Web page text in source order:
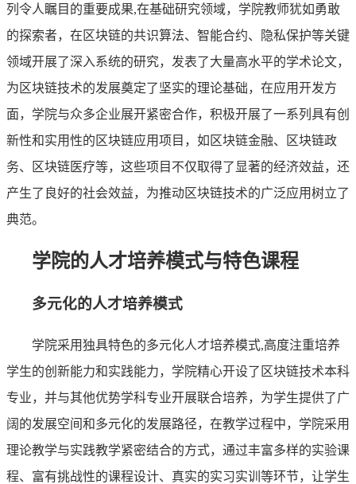
列令人瞩目的重要成果,在基础研究领域，学院教师犹如勇敢
的探索者，在区块链的共识算法、智能合约、隐私保护等关键
领域开展了深入系统的研究，发表了大量高水平的学术论文，
为区块链技术的发展奠定了坚实的理论基础，在应用开发方
面，学院与众多企业展开紧密合作，积极开展了一系列具有创
新性和实用性的区块链应用项目，如区块链金融、区块链政
务、区块链医疗等，这些项目不仅取得了显著的经济效益，还
产生了良好的社会效益，为推动区块链技术的广泛应用树立了
典范。
学院的人才培养模式与特色课程
多元化的人才培养模式
学院采用独具特色的多元化人才培养模式,高度注重培养
学生的创新能力和实践能力，学院精心开设了区块链技术本科
专业，并与其他优势学科专业开展联合培养，为学生提供了广
阔的发展空间和多元化的发展路径，在教学过程中，学院采用
理论教学与实践教学紧密结合的方式，通过丰富多样的实验课
程、富有挑战性的课程设计、真实的实习实训等环节，让学生